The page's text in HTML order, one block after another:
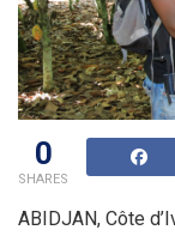
0
SHARES
ABIDJAN, Côte